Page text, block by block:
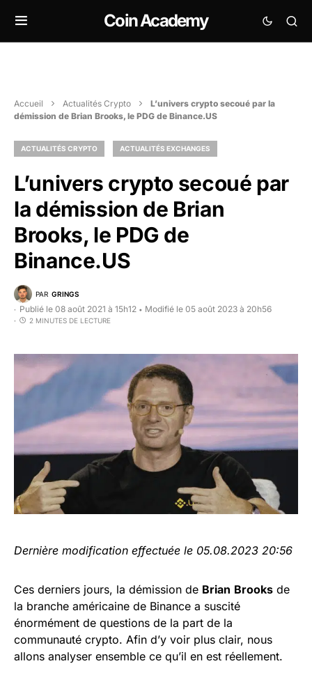
Coin Academy
Accueil Actualités Crypto
L’univers crypto secoué par la
démission de Brian Brooks, le PDG de Binance.US
ACTUALITÉS CRYPTO ACTUALITÉS EXCHANGES
L’univers crypto secoué par
la démission de Brian
Brooks, le PDG de
Binance.US
PAR GRINGS
Publié le 08 août 2021 à 15h12 • Modifié le 05 août 2023 à 20h56
2 MINUTES DE LECTURE
Dernière modification effectuée le 05.08.2023 20:56
Ces derniers jours, la démission de Brian Brooks de
la branche américaine de Binance a suscité
énormément de questions de la part de la
communauté crypto. Afin d’y voir plus clair, nous
allons analyser ensemble ce qu’il en est réellement.